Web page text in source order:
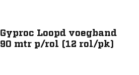
Gyproc Loopd voegband
90 mtr p/rol (12 rol/pk)